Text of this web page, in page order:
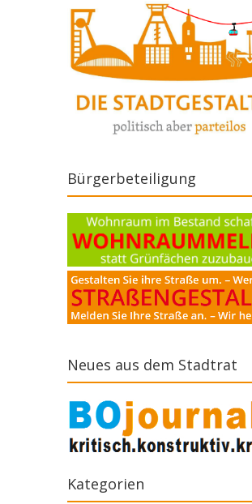
Bürgerbeteiligung
Neues aus dem Stadtrat
Kategorien